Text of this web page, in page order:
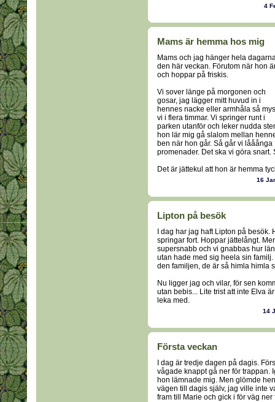
4
Mams är hemma hos mig
Mams och jag hänger hela
den här veckan. Förutom när hon
och hoppar på friskis.
Vi sover länge på morgonen och
gosar, jag lägger mitt huvud in i
hennes nacke eller armhåla så
vi i flera timmar. Vi springer runt i
parken utanför och leker nudda
hon lär mig gå slalom mellan
ben när hon går. Så går vi lååånga
promenader. Det ska vi göra snart.
Det är jättekul att hon är hemma
16
Lipton på besök
I dag har jag haft Lipton på
springar fort. Hoppar jättelångt.
supersnabb och vi gnabbas hur
utan hade med sig heela sin
den familjen, de är så himla himla
Nu ligger jag och vilar, för sen
utan bebis... Lite trist att inte Elva
leka med.
14
Första veckan
I dag är tredje dagen på dagis.
vågade knappt gå ner för trappan.
hon lämnade mig. Men glömde
vägen till dagis själv, jag ville inte
fram till Marie och gick i för väg ner